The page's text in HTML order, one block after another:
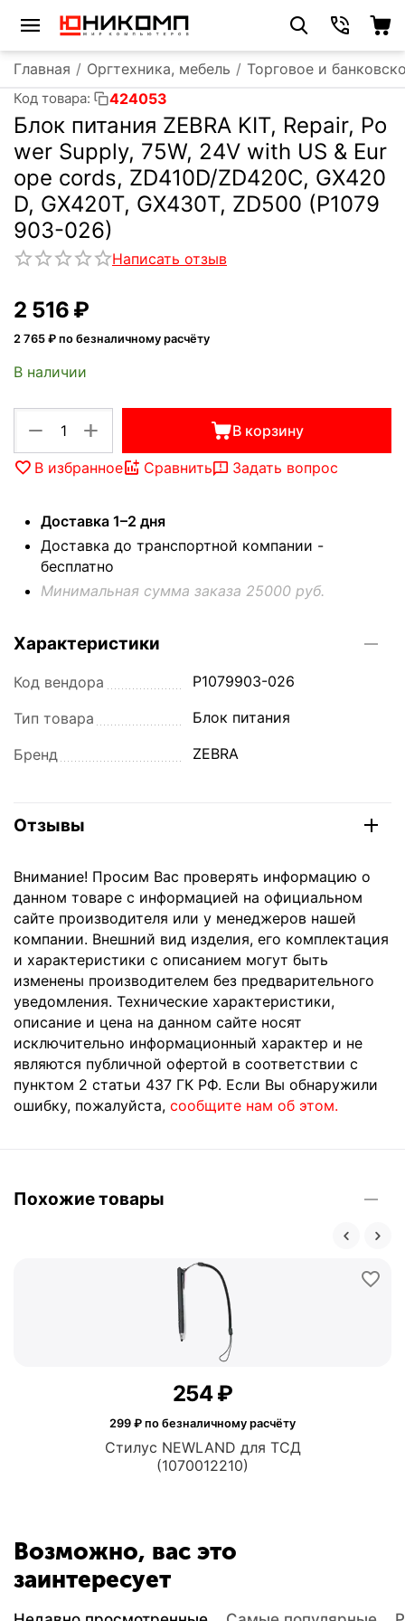
Главная / Оргтехника, мебель / Торговое и
Код товара: 424053
Блок питания ZEBRA KIT, Repair, Po
wer Supply, 75W, 24V with US & Eur
ope cords, ZD410D/ZD420C, GX420
D, GX420T, GX430T, ZD500 (P1079
903-026)
Написать отзыв
2 516 ₽
2 765 ₽ по безналичному расчёту
В наличии
+
− В корзину
В избранное Сравнить Задать вопрос
Доставка 1–2 дня
Доставка до транспортной компании -
бесплатно
Минимальная сумма заказа 25000 руб.
Характеристики
Код вендора P1079903-026
Тип товара Блок питания
Бренд ZEBRA
Отзывы
Внимание! Просим Вас проверять информацию о
данном товаре с информацией на официальном
сайте производителя или у менеджеров нашей
компании. Внешний вид изделия, его комплектация
и характеристики с описанием могут быть
изменены производителем без предварительного
уведомления. Технические характеристики,
описание и цена на данном сайте носят
исключительно информационный характер и не
являются публичной офертой в соответствии с
пунктом 2 статьи 437 ГК РФ. Если Вы обнаружили
ошибку, пожалуйста, сообщите нам об этом.
Похожие товары
Стилус NEWLAND для ТСД
(1070012210)
‍254‍₽
299 ₽ по безналичному расчёту
Возможно, вас это
заинтересует